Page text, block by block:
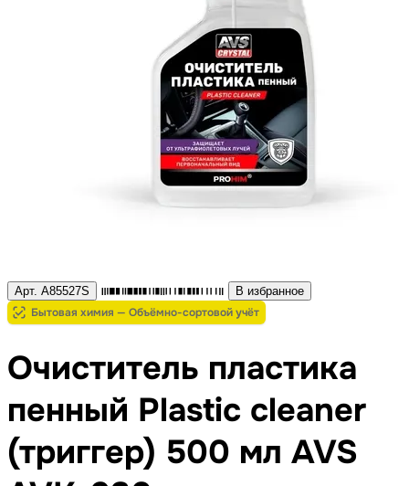
Арт. A85527S В избранное
Бытовая химия — Объёмно-сортовой учёт
Очиститель пластика
пенный Plastic cleaner
(триггер) 500 мл AVS